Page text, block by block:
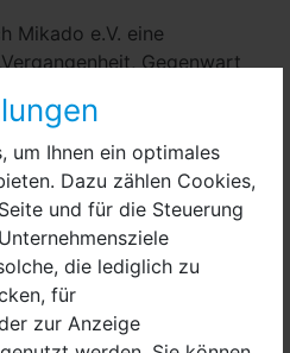
um Ihnen ein optimales
Dazu zählen Cookies,
und für die Steuerung
die lediglich zu
für
zur Anzeige
Mikado e.V. eine
Gegenwart
wird in zwei Etappen
2021 installiert und
zehn Aufsteller. Neun
der Allee in der
weiterer befindet sich
an der
der Feldstraße wurde von